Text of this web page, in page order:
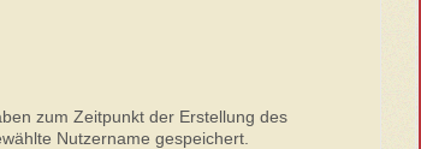
zum Zeitpunkt der Erstellung des
Nutzername gespeichert.